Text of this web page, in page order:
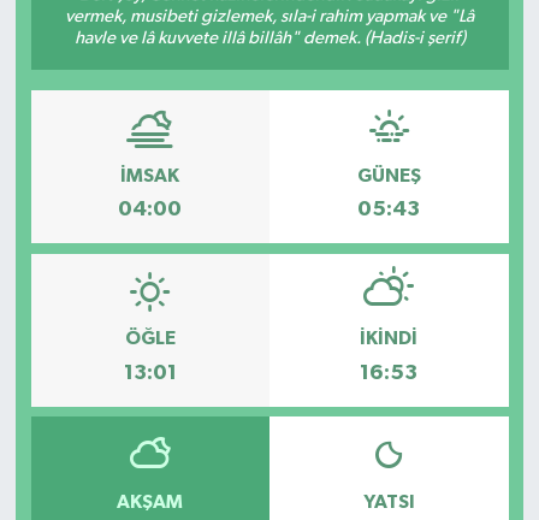
vermek, musibeti gizlemek, sıla-i rahim yapmak ve "Lâ
havle ve lâ kuvvete illâ billâh" demek. (Hadis-i şerif)
İMSAK
04:00
GÜNEŞ
05:43
ÖĞLE
13:01
İKINDI
16:53
AKŞAM YATSI
ÖZEL HABER
RESMİ REKLAM